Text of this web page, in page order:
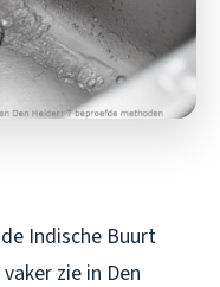
Indische Buurt
zie in Den